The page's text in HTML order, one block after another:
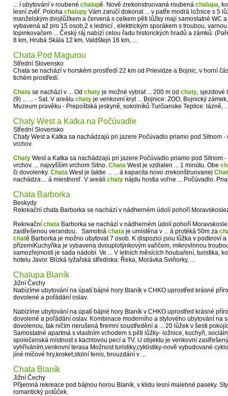
... í ubytování v roubené chalupě. Nově zrekonstruovaná roubená chalupa,
lesní zvěř. Poloha chalupy Vám zaručí dokonal ... v patře modrá ložnice s 5
manželským dvojlůžkem a červená s celkem pěti lůžky mají samostatné WC
vybavená až pro 15 osob,2 x lednicí , elektrickým sporákem s troubou,
topinkovačem ... Český ráj nabízí celou řadu historických hradů a zámků:
8 km, Hrubá Skála 12 km, Valdštejn 16 km, ...
Chata Pod Magurou
Střední Slovensko
Chata se nachází v horském prostředí 22 km od Prievidze a Bojnic, v horní
tichém prostředí.
Chata se nachází v ... Od chaty je možné vybrat ... 200 m od chaty, sjezdové
(9) ... ... - Sat. V areálu chaty je venkovní kryt ... Bojnice: ZOO, Bojnický
Muzeum pravěku - Prepoštská jeskyně, sokolníků Turčianske Teplice: lázně,
Chaty West a Katka na Počúvadle
Střední Slovensko
Chaty West a Katka sa nachádzajú pri jazere Počúvadlo priamo pod Sitnom
vrchov.
Chaty West a Katka sa nachádzajú pri jazere Počúvadlo priamo pod Sitnom
vrchov. ... najvyšším vrchom Sitno. Chata West je vzdialen ... 1 minútu. Obe
či dovolenky. Chata West je taktie ... ... á kapacita novo zrekonštruovanej
nachádza ... á miestnosť. V areáli chaty nájdu hostia voľne ... Počúvadlo.
Chata Barborka
Beskydy
Rekreační chata Barborka se nachází v nádherném údolí pohoří
Rekreační chata Barborka se nachází v nádherném údolí pohoří
zastřešenou verandou. Samotná chata je umístěna v ... á protéká 50m za
chatě Barborka je možno ubytovat 7 osob. K dispozici jsou lůžka v podkroví
přízemíKuchyňka je vybavena dvouplotýnkovým vařičem, mikrovlnnou
samozřejmostí je sada nádobí. Ve ... V letních měsících houbaření, turistika,
hotelu Javor. Blízká lyžařská střediska: Řeka, Morávka Sviňorky, ...
Chalupa Blaník
Jižní Čechy
Nabízíme ubytování na úpatí bájné hory Blaník v CHKO uprostřed krásné
dovolené a pořádání oslav.
Nabízíme ubytování na úpatí bájné hory Blaník v CHKO uprostřed krásné
dovolené a pořádání oslav. Kombinace moderního a stylového ubytování na
dovolenou, tak ničím nerušená firemní soustředění a ... 20 lůžek v šesti
Samostatné apartmá s vlastním vchodem s pěti lůžky- ložnice, kuchyň,
společenská místnost s kachlovou pecí a TV. U objektu je venkovní
vyhříváním,venkovní terasa Možnost turistiky,cyklistiky-nově vybudované
jíné míčové hry,kroket,stolní tenis, brouzdání v ...
Chata Blaník
Jižní Čechy
Příjemná rekreace pod bájnou horou Blaník, v klidu lesní malebné paseky.
romantický potůček.